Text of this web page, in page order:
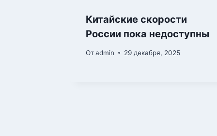
Китайские скорости
России пока недоступны
Отadmin 29 декабря, 2025